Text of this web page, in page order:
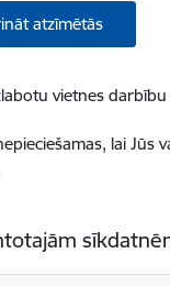
atzīmētās
vietnes
lai